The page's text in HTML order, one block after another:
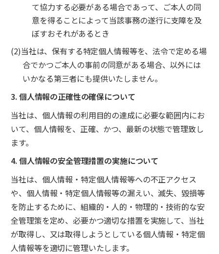
て協力する必要がある場合であって、ご本人の同
意を得ることによって当該事務の遂行に支障を及
ぼすおそれがあるとき
(2)当社は、保有する特定個人情報等を、法令で定める場
合でかつご本人の事前の同意がある場合、以外には
いかなる第三者にも提供いたしません。
3. 個人情報の正確性の確保について
当社は、個人情報の利用目的の達成に必要な範囲内にお
いて、個人情報を、正確、かつ、最新の状態で管理致し
ます。
4. 個人情報の安全管理措置の実施について
当社は、個人情報・特定個人情報等への不正アクセス
や、個人情報・特定個人情報等の漏えい、滅失、毀損等
を防止するために、組織的・人的・物理的・技術的な安
全管理策を定め、必要かつ適切な措置を実施して、当社
が取得し、又は取得しようとしている個人情報・特定個
人情報等を適切に管理いたします。